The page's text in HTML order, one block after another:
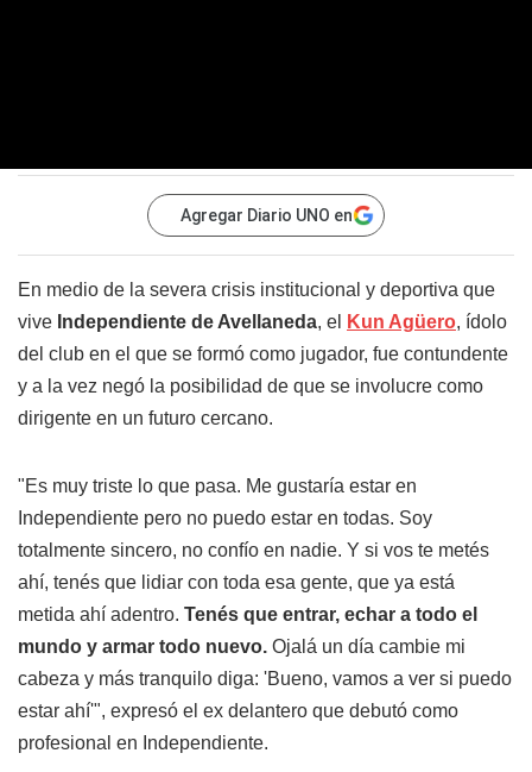
Agregar Diario UNO en
En medio de la severa crisis institucional y deportiva que
vive Independiente de Avellaneda, el Kun Agüero, ídolo
del club en el que se formó como jugador, fue contundente
y a la vez negó la posibilidad de que se involucre como
dirigente en un futuro cercano.
"Es muy triste lo que pasa. Me gustaría estar en
Independiente pero no puedo estar en todas. Soy
totalmente sincero, no confío en nadie. Y si vos te metés
ahí, tenés que lidiar con toda esa gente, que ya está
metida ahí adentro. Tenés que entrar, echar a todo el
mundo y armar todo nuevo. Ojalá un día cambie mi
cabeza y más tranquilo diga: 'Bueno, vamos a ver si puedo
estar ahí'", expresó el ex delantero que debutó como
profesional en Independiente.